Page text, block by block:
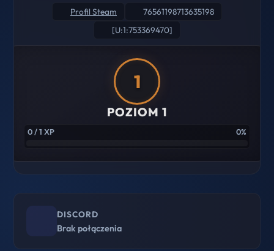
Profil Steam
76561198713635198
[U:1:753369470]
1
POZIOM 1
0 / 1 XP 0%
DISCORD
Brak połączenia